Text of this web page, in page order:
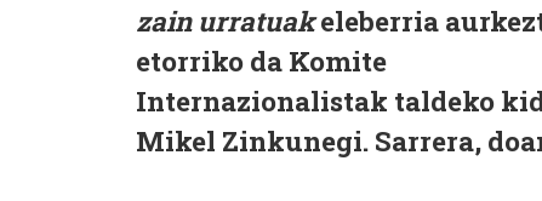
zain urratuakeleberria
etorriko da Komite
Internazionalistak taldeko
Mikel Zinkunegi. Sarrera,